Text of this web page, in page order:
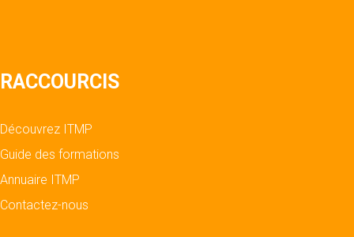
RACCOURCIS
Découvrez ITMP
Guide des formations
Annuaire ITMP
Contactez-nous